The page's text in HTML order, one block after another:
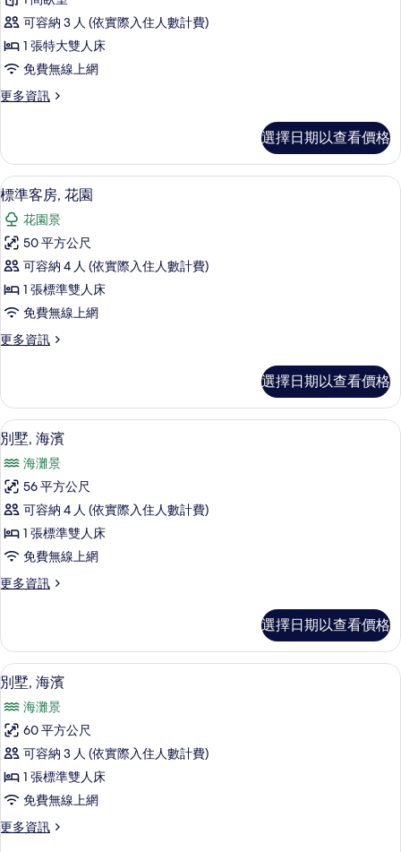
雙
人
房
的
所
相
片
可容納 3 人 (依實際入住人數計費)
1 張特大雙人床
免費無線上網
更多資訊
更
雙
人
房
詳
情
選擇日期以查看價格
顯
示
標
準
客
房,
花
園
所
有
相
片
標準客房, 花園 | 1 間臥室、迷你吧、
5
標準客房, 花園
花園景
50 平方公尺
可容納 4 人 (依實際入住人數計費)
1 張標準雙人床
免費無線上網
更多資訊
更
客
房,
花
園
的
詳
選擇日期以查看價格
顯
示
別
墅,
海
濱
的
所
相
片
8
別墅, 海濱
海灘景
56 平方公尺
可容納 4 人 (依實際入住人數計費)
1 張標準雙人床
免費無線上網
更多資訊
更
海
濱
的
詳
情
選擇日期以查看價格
顯
示
別
墅,
海
濱
的
所
8
別墅, 海濱
海灘景
60 平方公尺
可容納 3 人 (依實際入住人數計費)
1 張標準雙人床
免費無線上網
更多資訊
更